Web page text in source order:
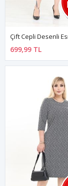
699,99 TL